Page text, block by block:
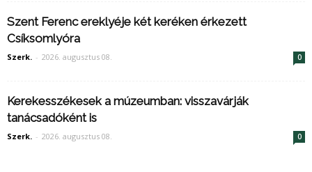
Szent Ferenc ereklyéje két keréken érkezett
Csíksomlyóra
Szerk. - 2026. augusztus 08. 0
Kerekesszékesek a múzeumban: visszavárják
tanácsadóként is
Szerk. - 2026. augusztus 08. 0